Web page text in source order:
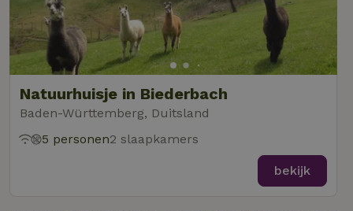
Natuurhuisje in Biederbach
Baden-Württemberg, Duitsland
5 personen2 slaapkamers
bekijk